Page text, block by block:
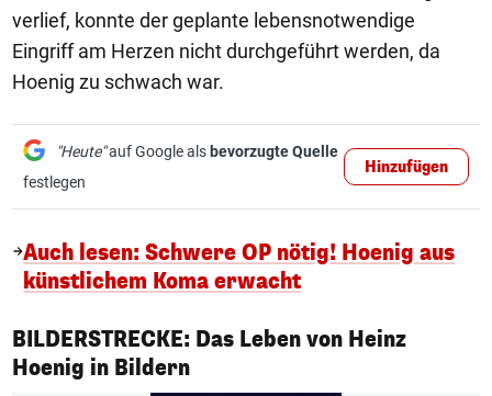
verlief, konnte der geplante lebensnotwendige
Eingriff am Herzen nicht durchgeführt werden, da
Hoenig zu schwach war.
"Heute"auf Google als bevorzugte Quelle
festlegen
Hinzufügen
Auch lesen: Schwere OP nötig! Hoenig aus
künstlichem Koma erwacht
BILDERSTRECKE: Das Leben von Heinz
Hoenig in Bildern
1/10